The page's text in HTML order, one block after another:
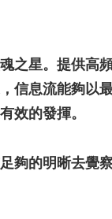
之星。提供高
信息流能夠以
效的發揮。
夠的明晰去覺察